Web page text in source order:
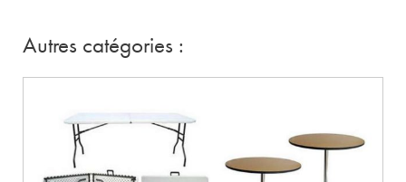
Autres catégories :